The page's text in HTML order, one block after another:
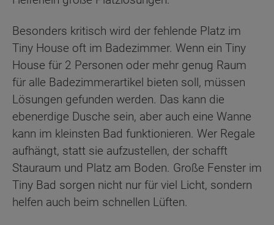
Besonders kritisch wird der fehlende Platz im
Tiny House oft im Badezimmer. Wenn ein Tiny
House für 2 Personen oder mehr genug Raum
für alle Badezimmerartikel bieten soll, müssen
Lösungen gefunden werden. Das kann die
ebenerdige Dusche sein, aber auch eine Wanne
kann im kleinsten Bad funktionieren. Wer Regale
aufhängt, statt sie aufzustellen, der schafft
Stauraum und Platz am Boden. Große Fenster im
Tiny Bad sorgen nicht nur für viel Licht, sondern
helfen auch beim schnellen Lüften.